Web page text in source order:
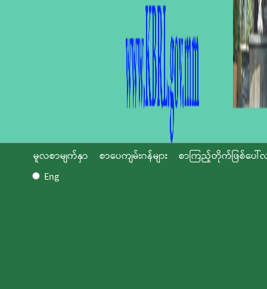
မူလစာမျက်နှာ စာပေကျမ်းဂန်များ
စာကြည့်တိုက်ဖြစ်ပေါ်
Eng